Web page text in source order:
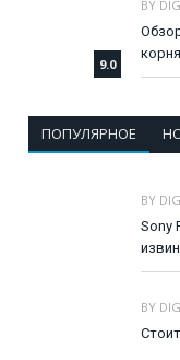
9.0
BY
ПОПУЛЯРНОЕ
BY
Sony
BY